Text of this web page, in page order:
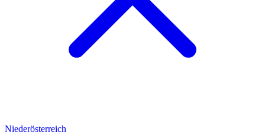
Niederösterreich